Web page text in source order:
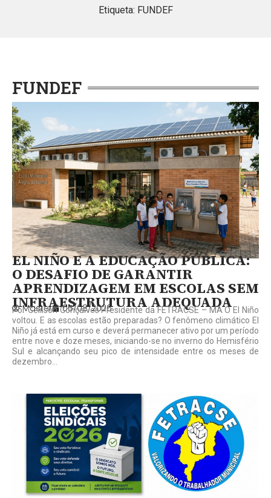
Etiqueta: FUNDEF
FUNDEF
EL NIÑO E A EDUCAÇÃO PÚBLICA:
O DESAFIO DE GARANTIR
APRENDIZAGEM EM ESCOLAS SEM
INFRAESTRUTURA ADEQUADA
Master 05/08/2026
Por Gelilson Gonçalves Presidente da FETRACSE – MA O El Niño
voltou. E as escolas estão preparadas? O fenômeno climático El
Niño já está em curso e deverá permanecer ativo por um período
entre nove e doze meses, iniciando-se no inverno do Hemisfério
Sul e alcançando seu pico de intensidade entre os meses de
dezembro...